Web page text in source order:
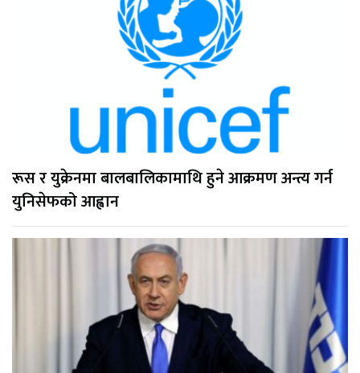
रूस र युक्रेनमा बालबालिकामाथि हुने आक्रमण अन्त्य गर्न
युनिसेफको आह्वान